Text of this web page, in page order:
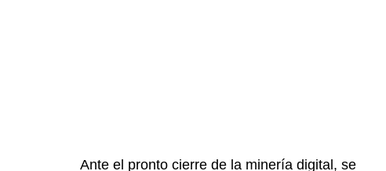
Ante el pronto cierre de la minería digital, se